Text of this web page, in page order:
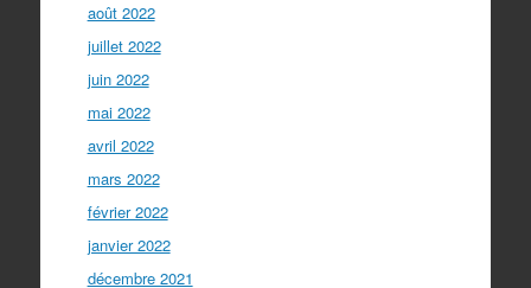
août 2022
juillet 2022
juin 2022
mai 2022
avril 2022
mars 2022
février 2022
janvier 2022
décembre 2021